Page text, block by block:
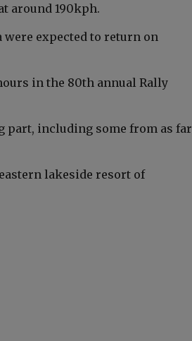
around 190kph.
expected to return on
in the 80th annual Rally
part, including some from as far
lakeside resort of